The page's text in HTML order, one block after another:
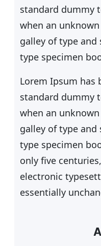
standard dummy
when an
galley of type
type specimen
Lorem Ipsum has
standard dummy
when an
galley of type
type specimen
only five
electronic
essentially